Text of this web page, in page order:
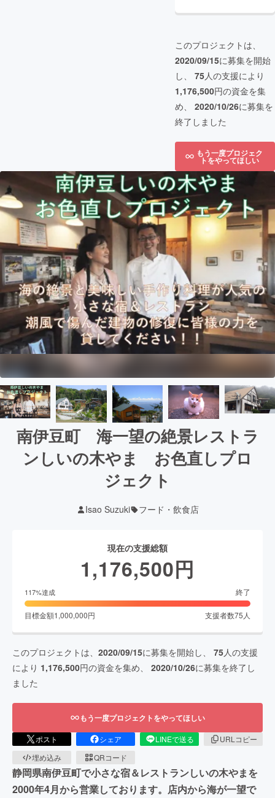
このプロジェクトは、
2020/09/15に募集を開始
し、 75人の支援により
1,176,500円の資金を集
め、 2020/10/26に募集を
終了しました
もう一度プロジェク
トをやってほしい
南伊豆町 海一望の絶景レストラ
ンしいの木やま お色直しプロ
ジェクト
Isao Suzuki フード・飲食店
現在の支援総額
1,176,500円
117%達成 終了
目標金額1,000,000円 支援者数75人
このプロジェクトは、 2020/09/15に募集を開始し、 75人の支援
により 1,176,500円の資金を集め、 2020/10/26に募集を終了し
ました
もう一度プロジェクトをやってほしい
ポスト シェア LINEで送る
URLコピー
埋め込み
QRコード
静岡県南伊豆町で小さな宿＆レストランしいの木やまを
2000年4月から営業しております。店内から海が一望で